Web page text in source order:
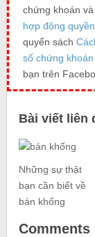
chứng khoán
hợp động
quyển sách
số chứng khoán
bạn trên
Bài viết liên
Những sự thật
bạn cần biết về
bán khống
Comments